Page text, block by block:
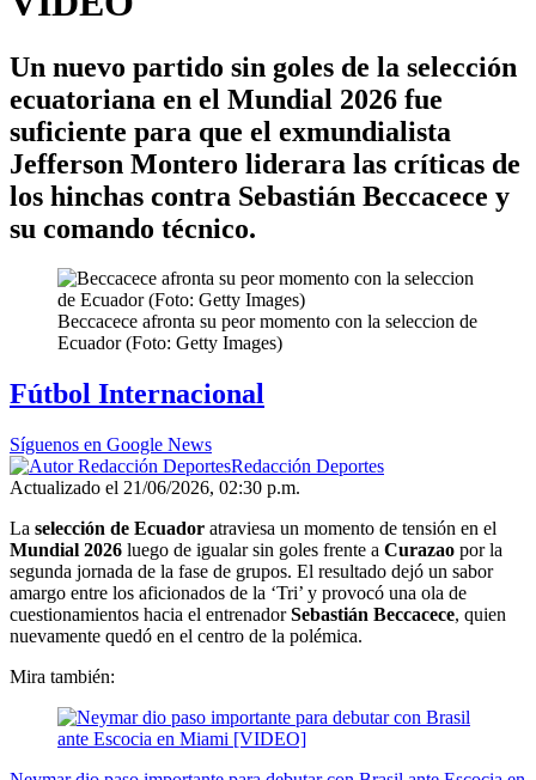
Un nuevo partido sin goles de la selección
ecuatoriana en el Mundial 2026 fue
suficiente para que el exmundialista
Jefferson Montero liderara las críticas de
los hinchas contra Sebastián Beccacece y
su comando técnico.
Beccacece afronta su peor momento con la seleccion de
Ecuador (Foto: Getty Images)
Fútbol Internacional
Síguenos en Google News
Redacción Deportes
Actualizado el 21/06/2026, 02:30 p.m.
La selección de Ecuador atraviesa un momento de tensión en el
Mundial 2026 luego de igualar sin goles frente a Curazao por la
segunda jornada de la fase de grupos. El resultado dejó un sabor
amargo entre los aficionados de la ‘Tri’ y provocó una ola de
cuestionamientos hacia el entrenadorSebastián Beccacece, quien
nuevamente quedó en el centro de la polémica.
Mira también: